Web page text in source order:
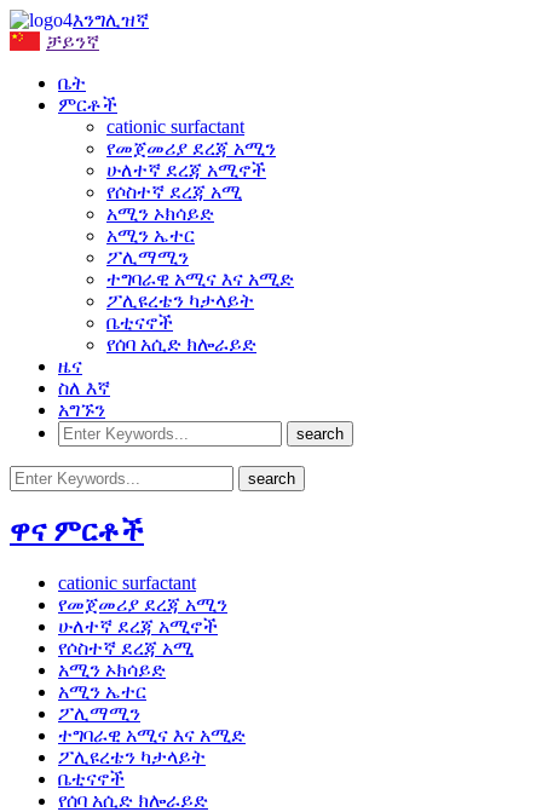
እንግሊዝኛ
ቻይንኛ
ቤት
ምርቶች
cationic surfactant
የመጀመሪያ ደረጃ አሚን
ሁለተኛ ደረጃ አሚኖች
የሶስተኛ ደረጃ አሚ
አሚን ኦክሳይድ
አሚን ኤተር
ፖሊማሚን
ተግባራዊ አሚና እና አሚድ
ፖሊዩረቴን ካታላይት
ቤቲናኖች
የሰባ አሲድ ክሎራይድ
ዜና
ስለ እኛ
አግኙን
ዋና ምርቶች
cationic surfactant
የመጀመሪያ ደረጃ አሚን
ሁለተኛ ደረጃ አሚኖች
የሶስተኛ ደረጃ አሚ
አሚን ኦክሳይድ
አሚን ኤተር
ፖሊማሚን
ተግባራዊ አሚና እና አሚድ
ፖሊዩረቴን ካታላይት
ቤቲናኖች
የሰባ አሲድ ክሎራይድ